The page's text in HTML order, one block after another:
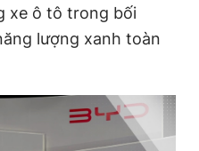
xe ô tô trong bối
lượng xanh toàn